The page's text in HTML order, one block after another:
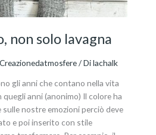
non solo lavagna
/ Dilachalk
gli anni che contano nella vita
anni (anonimo) Il colore ha
nostre emozioni perciò deve
e poi inserito con stile